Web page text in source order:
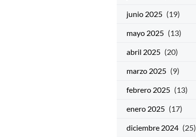
junio 2025 (19)
mayo 2025 (13)
abril 2025 (20)
marzo 2025 (9)
febrero 2025 (13)
enero 2025 (17)
diciembre 2024 (25)